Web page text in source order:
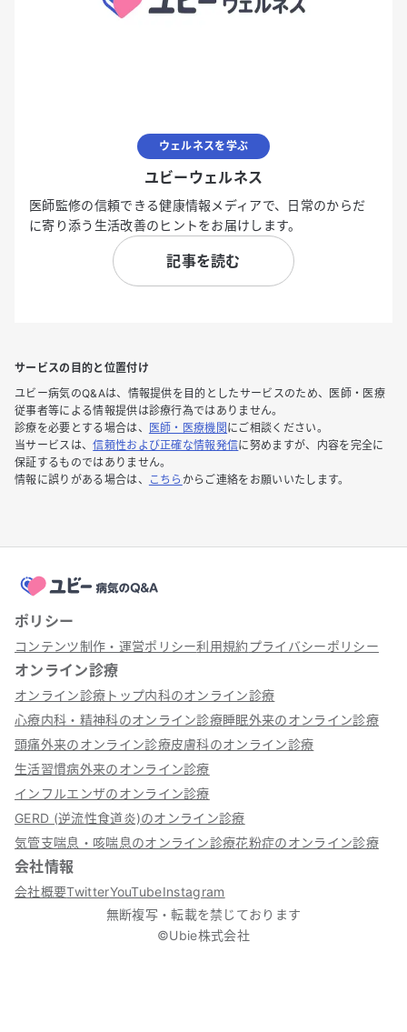
ウェルネスを学ぶ
ユビーウェルネス
医師監修の信頼できる健康情報メディアで、日常のからだ
に寄り添う生活改善のヒントをお届けします。
記事を読む
サービスの目的と位置付け
ユビー病気のQ&Aは、情報提供を目的としたサービスのため、医師・医療
従事者等による情報提供は診療行為ではありません。
診療を必要とする場合は、
医師・医療機関 にご相談ください。
当サービスは、信頼性および正確な情報発信に努めますが、内容を完全に
保証するものではありません。
情報に誤りがある場合は、
こちら からご連絡をお願いいたします。
ポリシー
コンテンツ制作・運営ポリシー利用規約プライバシーポリシー
オンライン診療
オンライン診療トップ内科のオンライン診療
心療内科・精神科のオンライン診療睡眠外来のオンライン診療
頭痛外来のオンライン診療皮膚科のオンライン診療
生活習慣病外来のオンライン診療
インフルエンザのオンライン診療
GERD (逆流性食道炎)のオンライン診療
気管支喘息・咳喘息のオンライン診療花粉症のオンライン診療
会社情報
会社概要TwitterYouTubeInstagram
無断複写・転載を禁じております
©Ubie株式会社